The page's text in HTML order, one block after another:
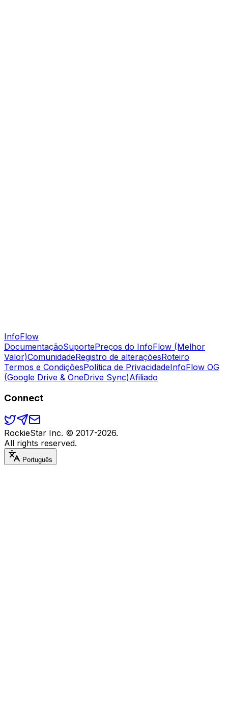
InfoFlow
DocumentaçãoSuportePreços do InfoFlow (Melhor
Valor)ComunidadeRegistro de alteraçõesRoteiro
Termos e CondiçõesPolítica de PrivacidadeInfoFlow OG
(Google Drive & OneDrive Sync)Afiliado
Connect
RockieStar Inc. © 2017-2026.
All rights reserved.
Português